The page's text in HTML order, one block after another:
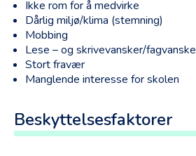
Ikke rom for å medvirke
Dårlig miljø/klima (stemning)
Mobbing
Lese – og skrivevansker/fagvanske
Stort fravær
Manglende interesse for skolen
Beskyttelsesfaktorer